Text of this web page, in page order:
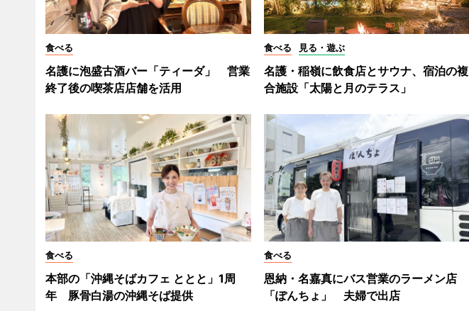
食べる
名護に泡盛古酒バー「ティーダ」 営業
終了後の喫茶店店舗を活用
食べる 見る・遊ぶ
名護・稲嶺に飲食店とサウナ、宿泊の複
合施設「太陽と月のテラス」
食べる
本部の「沖縄そばカフェ ととと」1周
年 豚骨白湯の沖縄そば提供
食べる
恩納・名嘉真にバス営業のラーメン店
「ぽんちょ」 夫婦で出店